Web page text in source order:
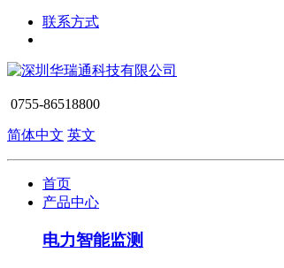
联系方式
0755-86518800
简体中文 英文
首页
产品中心
电力智能监测